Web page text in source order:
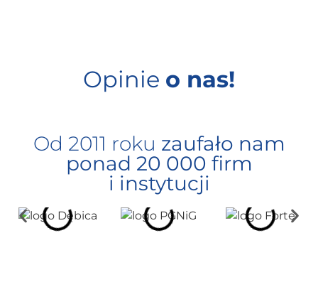
Opinie o nas!
Od 2011 roku zaufało nam
ponad 20 000 firm
i instytucji